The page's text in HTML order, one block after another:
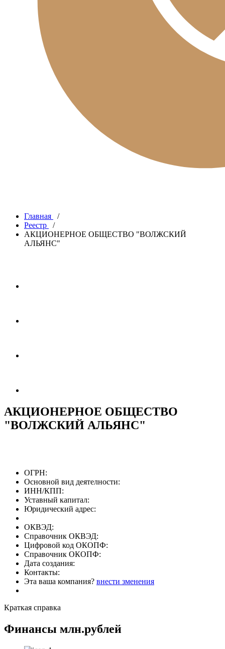
Главная
/
Реестр
/
АКЦИОНЕРНОЕ ОБЩЕСТВО "ВОЛЖСКИЙ
АЛЬЯНС"
АКЦИОНЕРНОЕ ОБЩЕСТВО
"ВОЛЖСКИЙ АЛЬЯНС"
ОГРН:
Основной вид деятелности:
ИНН/КПП:
Уставный капитал:
Юридический адрес:
ОКВЭД:
Справочник ОКВЭД:
Цифровой код ОКОПФ:
Справочник ОКОПФ:
Дата создания:
Контакты:
Эта ваша компания? внести зменения
Краткая справка
Финансы млн.рублей